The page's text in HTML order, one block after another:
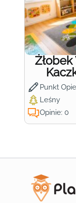
Punkt
Leśny
Opinie: 0